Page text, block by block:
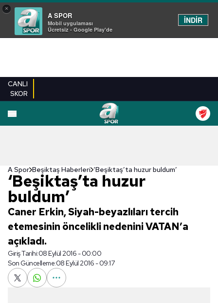
×
A SPOR
Mobil uygulaması
Ücretsiz - Google Play'de
İNDİR
CANLI
SKOR
A Spor Beşiktaş Haberleri ‘Beşiktaş’ta huzur buldum’
‘Beşiktaş’ta huzur
buldum’
Caner Erkin, Siyah-beyazlıları tercih
etemesinin öncelikli nedenini VATAN’a
açıkladı.
Giriş Tarihi:08 Eylül 2016 - 00:00
Son Güncelleme:08 Eylül 2016 - 09:17